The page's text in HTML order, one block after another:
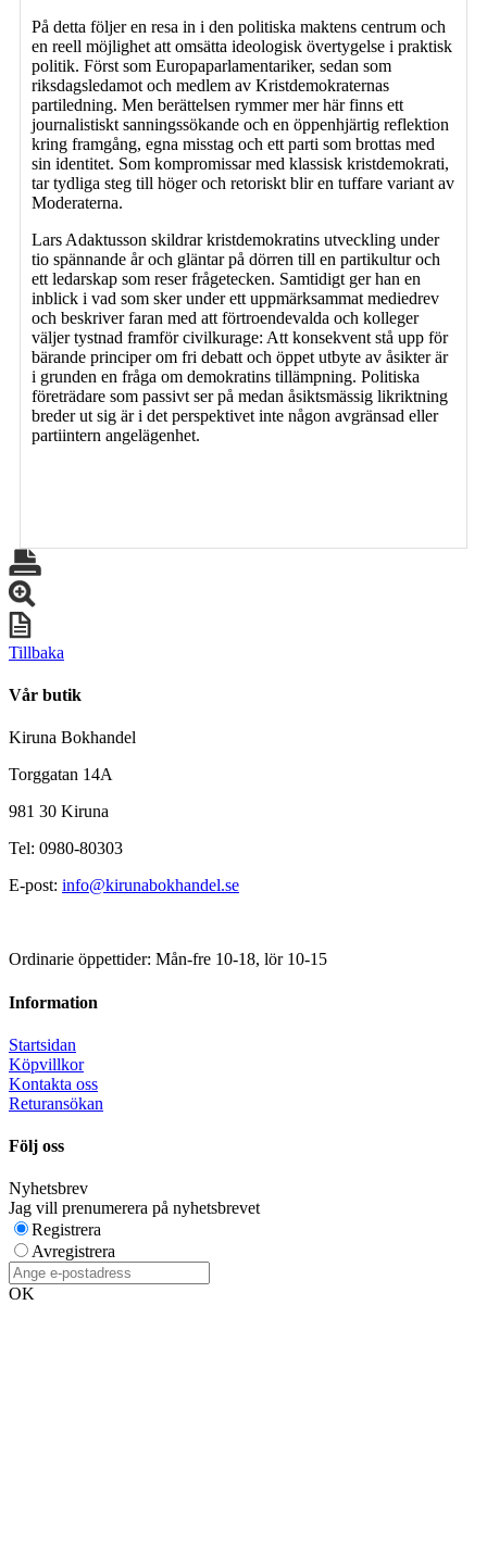
På detta följer en resa in i den politiska maktens centrum och
en reell möjlighet att omsätta ideologisk övertygelse i praktisk
politik. Först som Europaparlamentariker, sedan som
riksdagsledamot och medlem av Kristdemokraternas
partiledning. Men berättelsen rymmer mer här finns ett
journalistiskt sanningssökande och en öppenhjärtig reflektion
kring framgång, egna misstag och ett parti som brottas med
sin identitet. Som kompromissar med klassisk kristdemokrati,
tar tydliga steg till höger och retoriskt blir en tuffare variant av
Moderaterna.
Lars Adaktusson skildrar kristdemokratins utveckling under
tio spännande år och gläntar på dörren till en partikultur och
ett ledarskap som reser frågetecken. Samtidigt ger han en
inblick i vad som sker under ett uppmärksammat mediedrev
och beskriver faran med att förtroendevalda och kolleger
väljer tystnad framför civilkurage: Att konsekvent stå upp för
bärande principer om fri debatt och öppet utbyte av åsikter är
i grunden en fråga om demokratins tillämpning. Politiska
företrädare som passivt ser på medan åsiktsmässig likriktning
breder ut sig är i det perspektivet inte någon avgränsad eller
partiintern angelägenhet.
Tillbaka
Vår butik
Kiruna Bokhandel
Torggatan 14A
981 30 Kiruna
Tel: 0980-80303
E-post: info@kirunabokhandel.se
Ordinarie öppettider: Mån-fre 10-18, lör 10-15
Information
Startsidan
Köpvillkor
Kontakta oss
Returansökan
Följ oss
Nyhetsbrev
Jag vill prenumerera på nyhetsbrevet
Registrera
Avregistrera
OK